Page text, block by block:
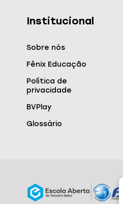
Institucional
Sobre nós
Fênix Educação
Política de
privacidade
BVPlay
Glossário